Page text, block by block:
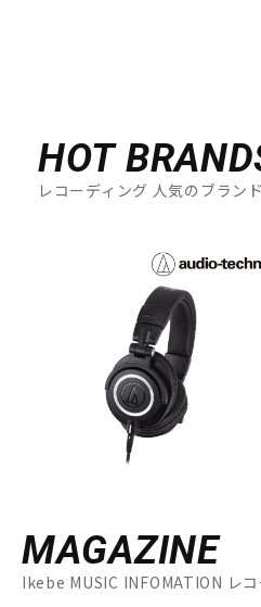
HOT
レコーディング 人気のブランド
MAGAZINE
Ikebe MUSIC INFOMATION レ